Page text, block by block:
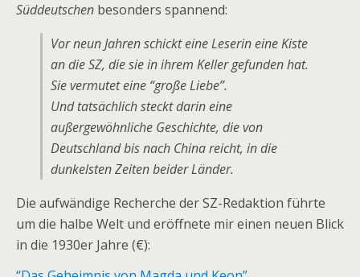
Süddeutschen besonders spannend:
Vor neun Jahren schickt eine Leserin eine Kiste
an die SZ, die sie in ihrem Keller gefunden hat.
Sie vermutet eine “große Liebe”.
Und tatsächlich steckt darin eine
außergewöhnliche Geschichte, die von
Deutschland bis nach China reicht, in die
dunkelsten Zeiten beider Länder.
Die aufwändige Recherche der SZ-Redaktion führte
um die halbe Welt und eröffnete mir einen neuen Blick
in die 1930er Jahre (€):